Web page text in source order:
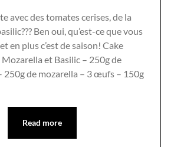
avec des tomates cerises, de la
Ben oui, qu’est-ce que vous
en plus c’est de saison! Cake
Mozarella et Basilic – 250g de
250g de mozarella – 3 œufs – 150g
Read more